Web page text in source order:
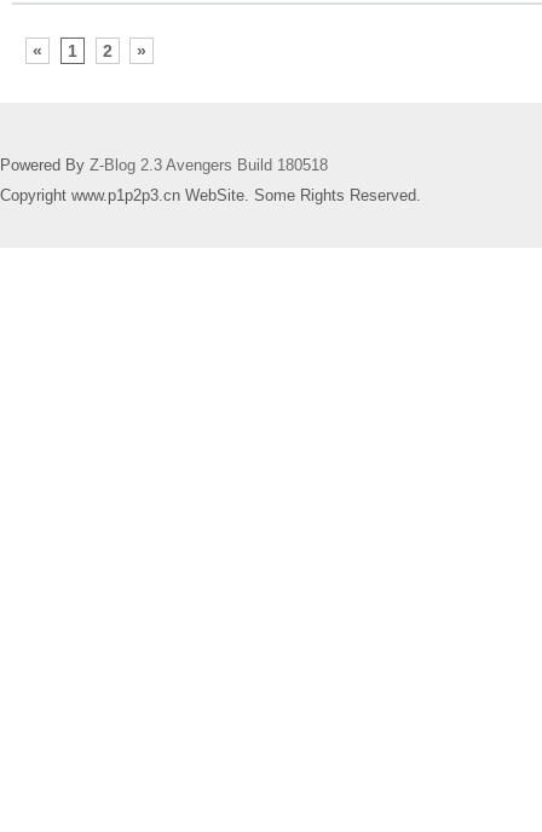
« 1 2 »
Powered By Z-Blog 2.3 Avengers Build 180518
Copyright www.p1p2p3.cn WebSite. Some Rights Reserved.